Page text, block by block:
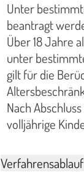
Unter
beantragt
Über 18 Jahre
unter
gilt für die
Nach
volljährige
Verfahrensablauf